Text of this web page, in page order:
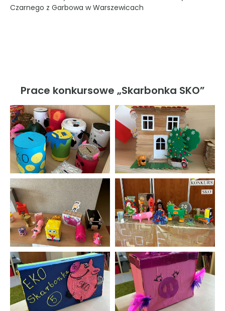
Czarnego z Garbowa w Warszewicach
Prace konkursowe „Skarbonka SKO”